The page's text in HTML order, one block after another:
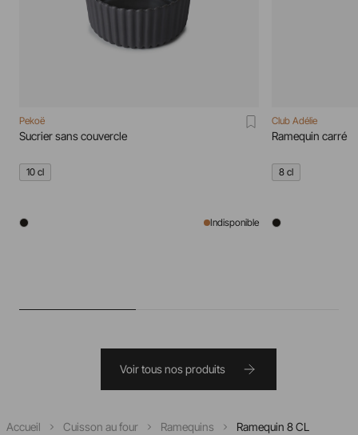
Pekoë
Sucrier sans couvercle
10 cl
Indisponible
Club Adélie
Ramequin carré
8 cl
Voir tous nos produits
Accueil Cuisson au four Ramequins Ramequin 8 CL